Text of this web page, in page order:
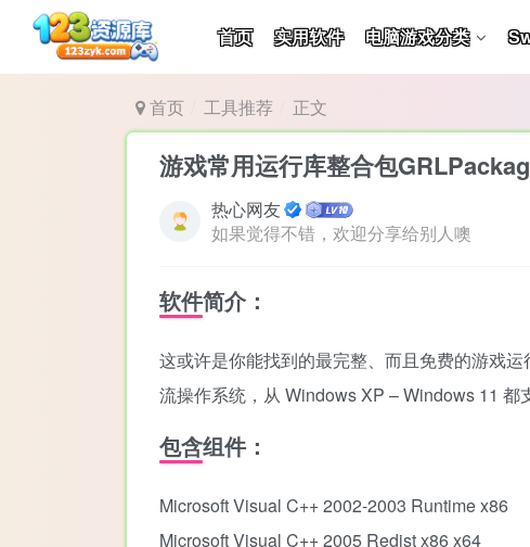
首页 实用软件 电脑游戏分类
首页 工具推荐 正文
游戏常用运行库整合包
热心网友
如果觉得不错，欢迎分享给别人噢
软件简介：
这或许是你能找到的最完整、而且免费的游戏
流操作系统，从 Windows XP – Windows 11 都
包含组件：
Microsoft Visual C++ 2002-2003 Runtime x86
Microsoft Visual C++ 2005 Redist x86 x64